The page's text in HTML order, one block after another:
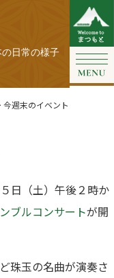
日常の様子
今週末のイベント
日（土）午後２時か
ブルコンサートが開
珠玉の名曲が演奏さ